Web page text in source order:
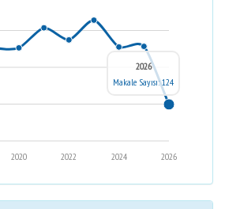
2026
2024
2022
2020
2026
Makale Sayısı: 124